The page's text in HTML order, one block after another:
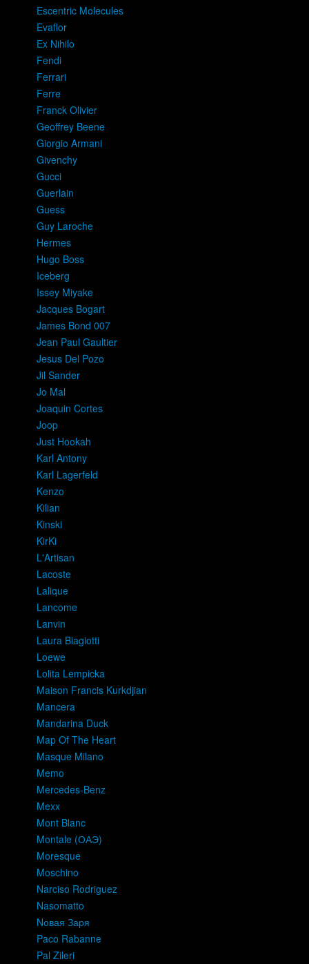
Escentric Molecules
Evaflor
Ex Nihilo
Fendi
Ferrari
Ferre
Franck Olivier
Geoffrey Beene
Giorgio Armani
Givenchy
Gucci
Guerlain
Guess
Guy Laroche
Hermes
Hugo Boss
Iceberg
Issey Miyake
Jacques Bogart
James Bond 007
Jean Paul Gaultier
Jesus Del Pozo
Jil Sander
Jo Mal
Joaquin Cortes
Joop
Just Hookah
Karl Antony
Karl Lagerfeld
Kenzo
Kilian
Kinski
KirKi
L'Artisan
Lacoste
Lalique
Lancome
Lanvin
Laura Biagiotti
Loewe
Lolita Lempicka
Maison Francis Kurkdjian
Mancera
Mandarina Duck
Map Of The Heart
Masque Milano
Memo
Mercedes-Benz
Mexx
Mont Blanc
Montale (ОАЭ)
Moresque
Moschino
Narciso Rodriguez
Nasomatto
Nовая Заря
Paco Rabanne
Pal Zileri